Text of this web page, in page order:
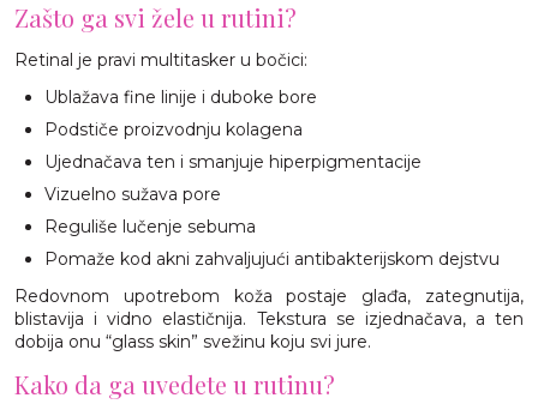
Zašto ga svi žele u rutini?
Retinal je pravi multitasker u bočici:
Ublažava fine linije i duboke bore
Podstiče proizvodnju kolagena
Ujednačava ten i smanjuje hiperpigmentacije
Vizuelno sužava pore
Reguliše lučenje sebuma
Pomaže kod akni zahvaljujući antibakterijskom dejstvu
Redovnom upotrebom koža postaje glađa, zategnutija,
blistavija i vidno elastičnija. Tekstura se izjednačava, a ten
dobija onu “glass skin” svežinu koju svi jure.
Kako da ga uvedete u rutinu?